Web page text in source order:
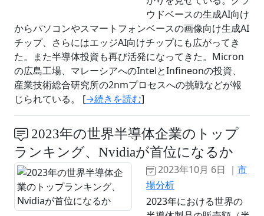
ウドベースの生成AI向け
からパソコンやスマートフォンベースの画像向け生成AI
チップ、さらにはエッジAI向けチップにも広がってき
た。また半導体投資も再び活発になってきた。Micron
の広島工場、マレーシアへのIntelとInfineonの投資、
産業技術総合研究所の2nmプロセスへの挑戦などが報
じられている。 [→続きを読む]
2023年の世界半導体企業のトップ
ランキング、Nvidiaが首位になるか
2023年10月 6日 ｜ 市
場分析
2023年における世界の